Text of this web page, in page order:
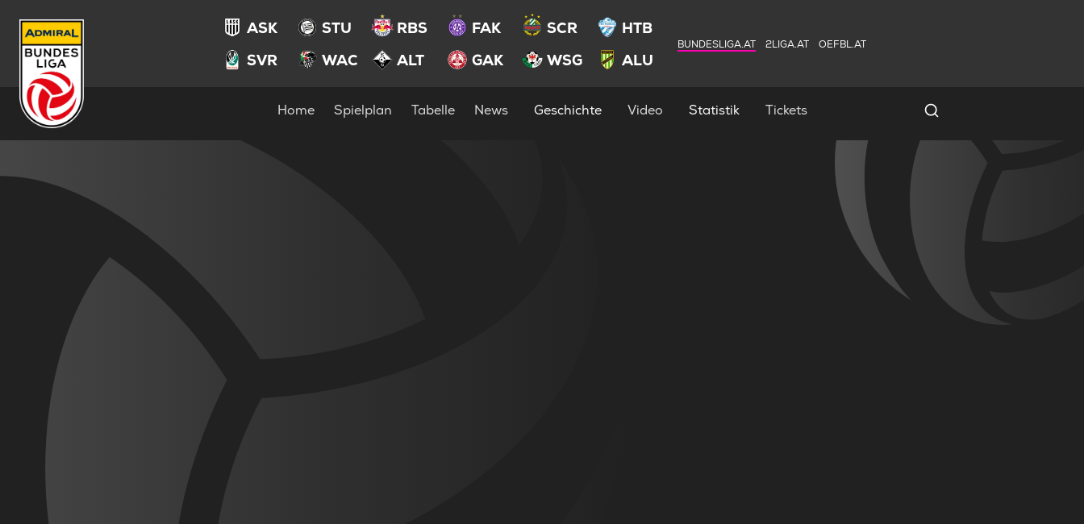
ASK STU RBS FAK SCR
HTB
SVR
WAC ALT GAK WSG ALU
BUNDESLIGA.AT 2LIGA.AT OEFBL.AT
Home Spielplan Tabelle News Geschichte Video Statistik Tickets Spielersuche